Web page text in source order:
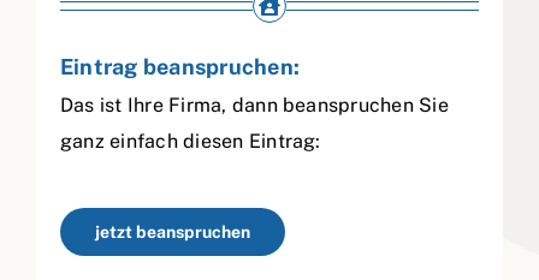
Eintrag beanspruchen:
Das ist Ihre Firma, dann beanspruchen Sie
ganz einfach diesen Eintrag:
jetzt beanspruchen